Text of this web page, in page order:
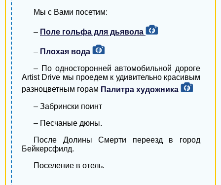
Мы с Вами посетим:
– Поле гольфа для дьявола
– Плохая вода
– По односторонней автомобильной дороге
Artist Drive мы проедем к удивительно красивым
разноцветным горам Палитра художника
– Забрински поинт
– Песчаные дюны.
После Долины Смерти переезд в город
Бейкерсфилд.
Поселение в отель.